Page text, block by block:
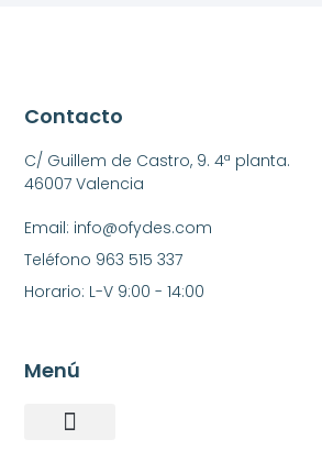
Menú
Contacto
C/ Guillem de Castro, 9. 4ª planta.
46007 Valencia
Email: info@ofydes.com
Teléfono 963 515 337
Horario: L-V 9:00 - 14:00